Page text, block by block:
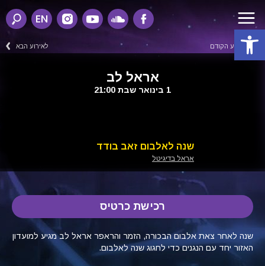
פתח סרגל נגישות
EN
לאירוע הקודם לאירוע הבא
אראל לב
1 בינואר שבת 21:00
שנה לאלבום זאב בודד
אראל בדיגיטל
רכישת כרטיס
שנה לאחר צאת אלבום הבכורה, הזמר והראפר אראל לב מגיע למועדון
האזור יחד עם הנגנים כדי לחגוג שנה לאלבום.